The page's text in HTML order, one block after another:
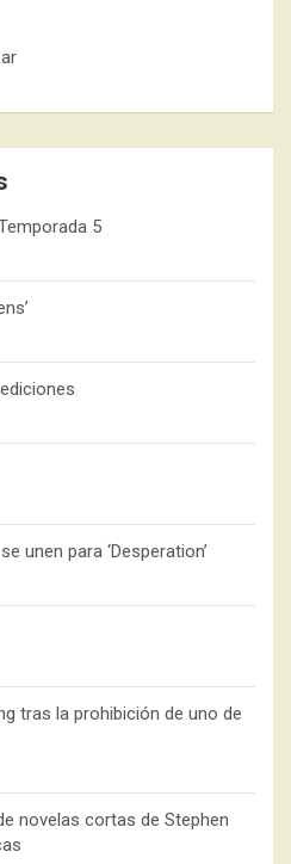
5
unen para ‘Desperation’
tras la prohibición de uno de
novelas cortas de Stephen